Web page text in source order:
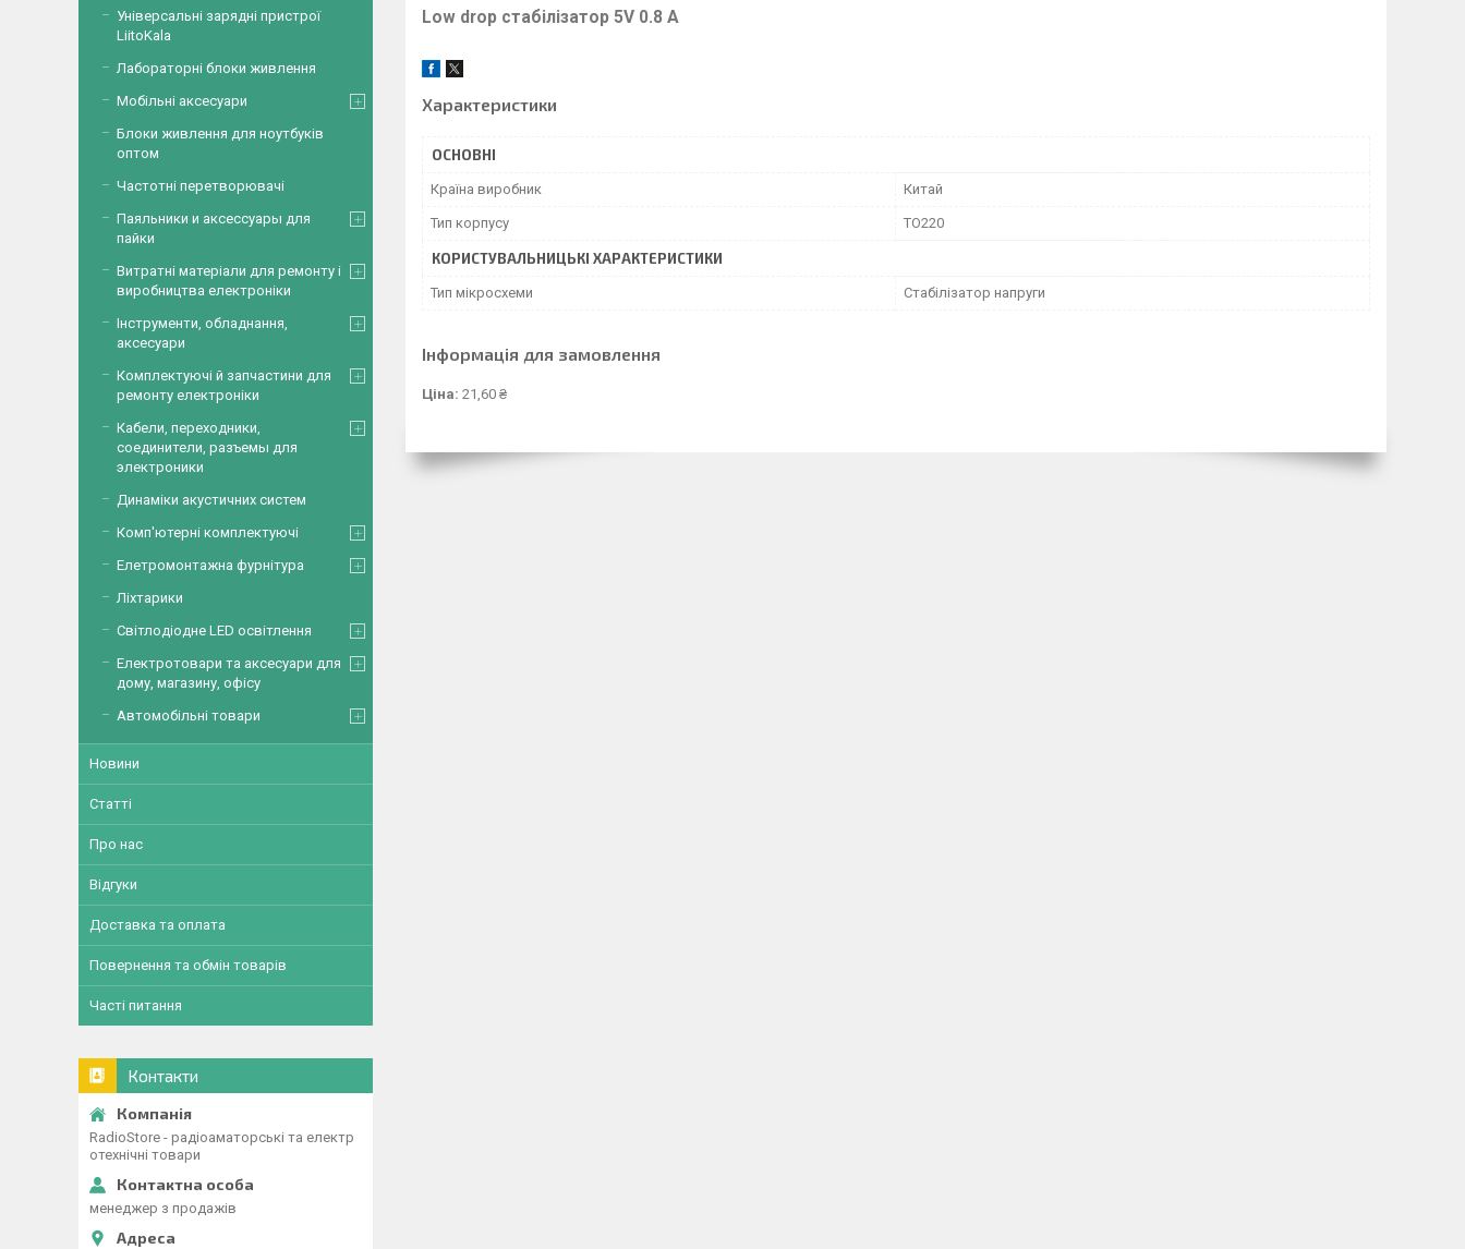
Low drop стабілізатор 5V 0.8 A
Характеристики
ОСНОВНІ
Країна виробник Китай
Тип корпусу TO220
КОРИСТУВАЛЬНИЦЬКІ ХАРАКТЕРИСТИКИ
Тип мікросхеми Стабілізатор напруги
Інформація для замовлення
Ціна: 21,60 ₴
Універсальні зарядні пристрої
LiitoKala
Лабораторні блоки живлення
Мобільні аксесуари
Блоки живлення для ноутбуків
оптом
Частотні перетворювачі
Паяльники и аксессуары для
пайки
Витратні матеріали для ремонту і
виробництва електроніки
Інструменти, обладнання,
аксесуари
Комплектуючі й запчастини для
ремонту електроніки
Кабели, переходники,
соединители, разъемы для
электроники
Динаміки акустичних систем
Комп'ютерні комплектуючі
Елетромонтажна фурнітура
Ліхтарики
Світлодіодне LED освітлення
Електротовари та аксесуари для
дому, магазину, офісу
Автомобільні товари
Новини
Статті
Про нас
Відгуки
Доставка та оплата
Повернення та обмін товарів
Часті питання
Контакти
RadioStore - радіоаматорські та електр
отехнічні товари
менеджер з продажів